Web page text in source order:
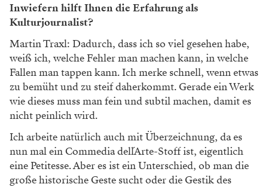
Inwiefern hilft Ihnen die Erfahrung als
Kulturjournalist?
Martin Traxl: Dadurch, dass ich so viel gesehen habe,
weiß ich, welche Fehler man machen kann, in welche
Fallen man tappen kann. Ich merke schnell, wenn etwas
zu bemüht und zu steif daherkommt. Gerade ein Werk
wie dieses muss man fein und subtil machen, damit es
nicht peinlich wird.
Ich arbeite natürlich auch mit Überzeichnung, da es
nun mal ein Commedia dell´Arte-Stoff ist, eigentlich
eine Petitesse. Aber es ist ein Unterschied, ob man die
große historische Geste sucht oder die Gestik des